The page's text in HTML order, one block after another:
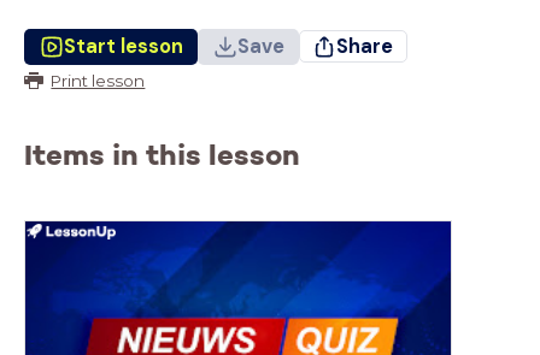
Start lesson Save Share
Print lesson
Items in this lesson